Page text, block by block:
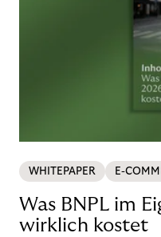
WHITEPAPER E-
Was BNPL im
wirklich kostet